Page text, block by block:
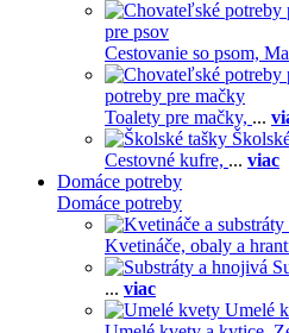
pre psov
Cestovanie so psom,
potreby pre mačky
Toalety pre mačky, ...
Cestovné kufre, ... viac
Domáce potreby
Domáce potreby
Kvetináče, obaly a
... viac
Umelé